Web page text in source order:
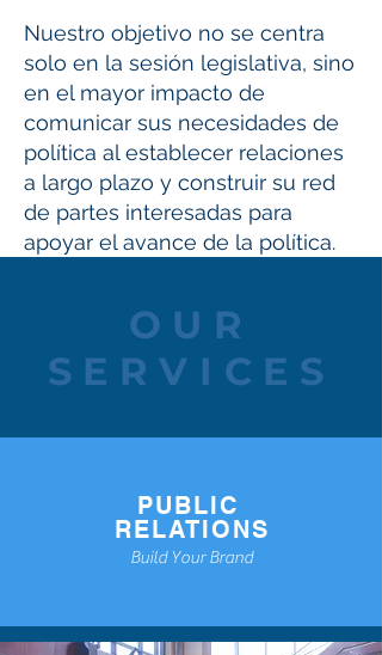
Nuestro objetivo no se centra
solo en la sesión legislativa, sino
en el mayor impacto de
comunicar sus necesidades de
política al establecer relaciones
a largo plazo y construir su red
de partes interesadas para
apoyar el avance de la política.
OUR
SERVICES
PUBLIC
RELATIONS
Build Your Brand